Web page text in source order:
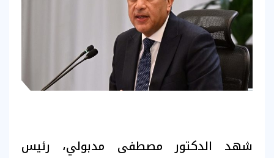
شهد الدكتور مصطفى مدبولي، رئيس